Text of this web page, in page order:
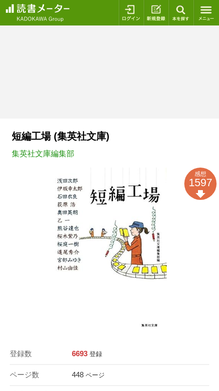
ログイン 新規登録
短編工場 (集英社文庫)
集英社文庫編集部
登録数 6693 登録
ページ数 448 ページ
感想
1597